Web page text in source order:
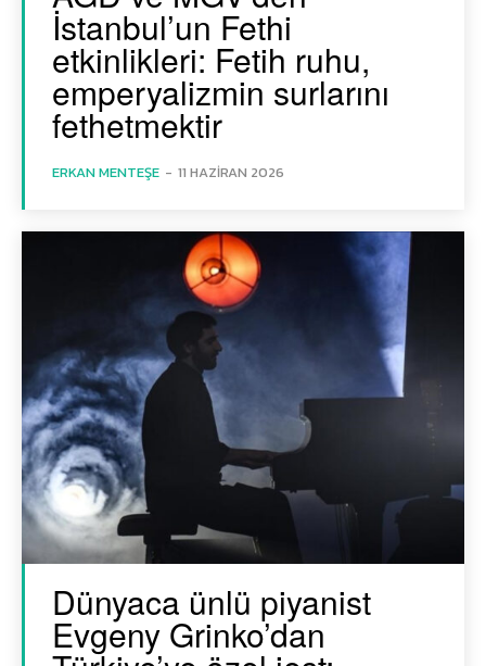
İstanbul’un Fethi
etkinlikleri: Fetih ruhu,
emperyalizmin surlarını
fethetmektir
ERKAN MENTEŞE - 11 HAZIRAN 2026
Dünyaca ünlü piyanist
Evgeny Grinko’dan